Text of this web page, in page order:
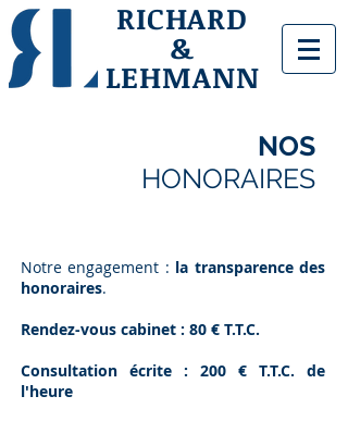
RICHARD
&
LEHMANN
NOS
HONORAIRES
Notre engagement : la transparence des
honoraires.
Rendez-vous cabinet : 80 € T.T.C.
Consultation écrite : 200 € T.T.C. de
l'heure